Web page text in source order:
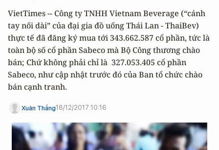
VietTimes -- Công ty TNHH Vietnam Beverage (“cánh
tay nối dài” của đại gia đồ uống Thái Lan - ThaiBev)
thực tế đã đăng ký mua tới 343.662.587 cổ phần, tức là
toàn bộ số cổ phần Sabeco mà Bộ Công thương chào
bán; Chứ không phải chỉ là 327.053.405 cổ phần
Sabeco, như cập nhật trước đó của Ban tổ chức chào
bán cạnh tranh.
Xuân Thắng18/12/2017 10:16